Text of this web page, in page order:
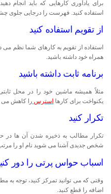
برای یادآوری کارهایی که باید انجام
استفاده کنید. فهرست را درجایی جلوی
از تقویم استفاده کنید
استفاده از تقویم به کارهای شما نظم
همراه خود داشته باشید.
برنامه ثابت داشته باشید
مثلاً همیشه ماشین خود را در محل
یکنواخت برای کارها استرس را کاهش می
تکرار کنید
تکرار مطالب به ذخیره شدن آن ها در
شخص جدیدی آشنا می شوید نام او را مرتب
اسباب حواس پرتی را دور
وقتی که می توانید تمرکز کنید، توجه
اضافه را قطع کنید.